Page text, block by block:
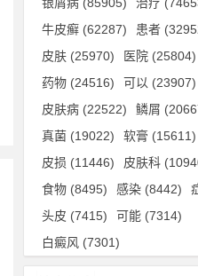
牛皮癣 (62287) 患者
皮肤 (25970) 医院 (25804)
药物 (24516) 可以 (23907)
皮肤病 (22522) 鳞屑
真菌 (19022) 软膏 (15611)
皮损 (11446) 皮肤科
食物 (8495) 感染 (8442)
头皮 (7415) 可能 (7314)
白癜风 (7301)